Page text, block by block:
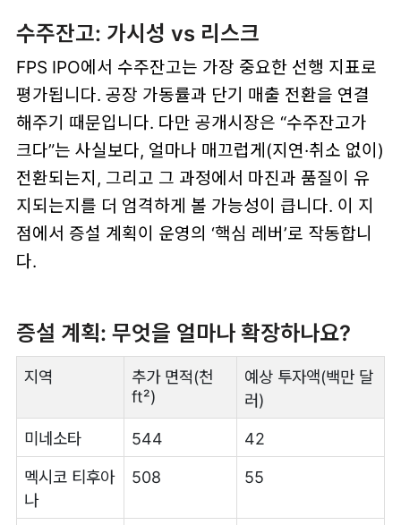
수주잔고: 가시성 vs 리스크
FPS IPO에서 수주잔고는 가장 중요한 선행 지표로
평가됩니다. 공장 가동률과 단기 매출 전환을 연결
해주기 때문입니다. 다만 공개시장은 “수주잔고가
크다”는 사실보다, 얼마나 매끄럽게(지연·취소 없이)
전환되는지, 그리고 그 과정에서 마진과 품질이 유
지되는지를 더 엄격하게 볼 가능성이 큽니다. 이 지
점에서 증설 계획이 운영의 ‘핵심 레버’로 작동합니
다.
증설 계획: 무엇을 얼마나 확장하나요?
지역
추가 면적(천
ft²)
예상 투자액(백만 달
러)
미네소타 544 42
멕시코 티후아
나
508 55